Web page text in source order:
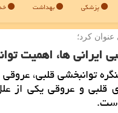
پزشکی بهداشت
كرد؛
ایرانی ها، اهمیت
توانبخشی قلبی،
قلبی و عروقی یكی از